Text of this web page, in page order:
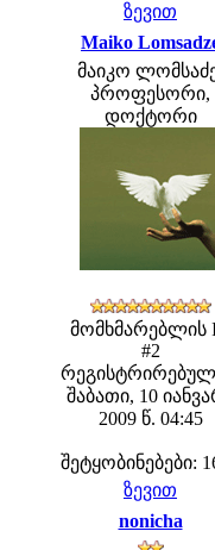
ზევით
Maiko
მაიკო
პროფესორი,
დოქტორი
მომხმარებლის
#2
შაბათი, 10
2009 წ. 04:45
შეტყობინებები:
ზევით
nonicha